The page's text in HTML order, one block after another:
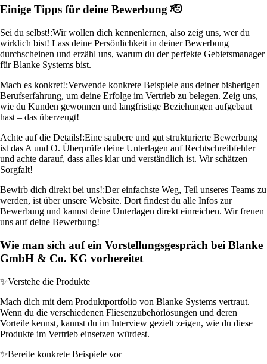
Einige Tipps für deine Bewerbung 🫡
Sei du selbst!:Wir wollen dich kennenlernen, also zeig uns, wer du
wirklich bist! Lass deine Persönlichkeit in deiner Bewerbung
durchscheinen und erzähl uns, warum du der perfekte Gebietsmanager
für Blanke Systems bist.
Mach es konkret!:Verwende konkrete Beispiele aus deiner bisherigen
Berufserfahrung, um deine Erfolge im Vertrieb zu belegen. Zeig uns,
wie du Kunden gewonnen und langfristige Beziehungen aufgebaut
hast – das überzeugt!
Achte auf die Details!:Eine saubere und gut strukturierte Bewerbung
ist das A und O. Überprüfe deine Unterlagen auf Rechtschreibfehler
und achte darauf, dass alles klar und verständlich ist. Wir schätzen
Sorgfalt!
Bewirb dich direkt bei uns!:Der einfachste Weg, Teil unseres Teams zu
werden, ist über unsere Website. Dort findest du alle Infos zur
Bewerbung und kannst deine Unterlagen direkt einreichen. Wir freuen
uns auf deine Bewerbung!
Wie man sich auf ein Vorstellungsgespräch bei Blanke
GmbH & Co. KG vorbereitet
✨Verstehe die Produkte
Mach dich mit dem Produktportfolio von Blanke Systems vertraut.
Wenn du die verschiedenen Fliesenzubehörlösungen und deren
Vorteile kennst, kannst du im Interview gezielt zeigen, wie du diese
Produkte im Vertrieb einsetzen würdest.
✨Bereite konkrete Beispiele vor